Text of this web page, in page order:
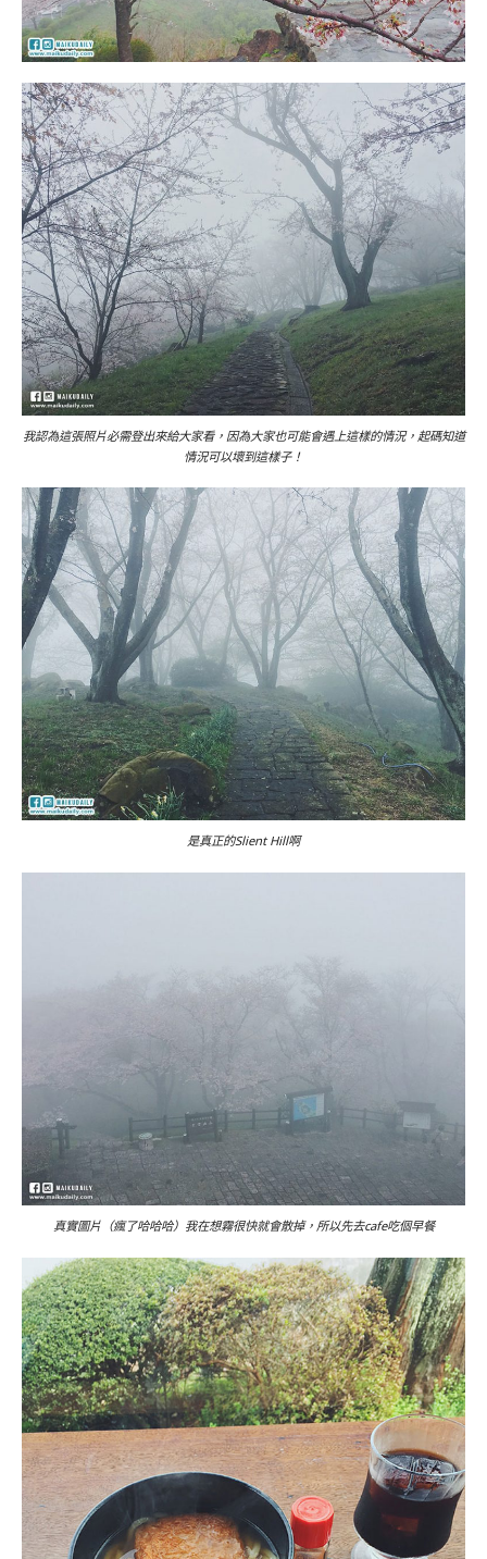
我認為這張照片必需登出來給大家看，因為大家也可能會遇上這樣的情況，起碼知道
情況可以壞到這樣子！
是真正的Slient Hill啊
真實圖片（瘋了哈哈哈）我在想霧很快就會散掉，所以先去cafe吃個早餐